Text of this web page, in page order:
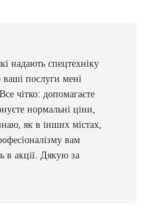
надають спецтехніку
послуги мені
чітко: допомагаєте
нормальні ціни,
як в інших містах,
вам
в акції. Дякую за